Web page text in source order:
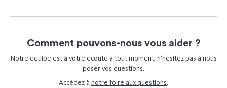
Comment pouvons-nous vous aider ?
Notre équipe est à votre écoute à tout moment, n’hésitez pas à nous
poser vos questions.
Accédez à notre foire aux questions.